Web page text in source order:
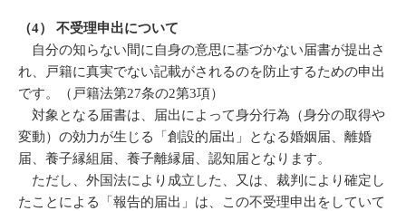
（4） 不受理申出について
自分の知らない間に自身の意思に基づかない届書が提出さ
れ、戸籍に真実でない記載がされるのを防止するための申出
です。（戸籍法第27条の2第3項）
対象となる届書は、届出によって身分行為（身分の取得や
変動）の効力が生じる「創設的届出」となる婚姻届、離婚
届、養子縁組届、養子離縁届、認知届となります。
ただし、外国法により成立した、又は、裁判により確定し
たことによる「報告的届出」は、この不受理申出をしていて